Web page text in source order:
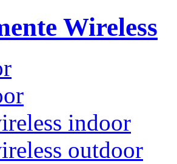
Wireless
indoor
outdoor